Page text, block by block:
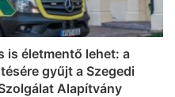
is életmentő lehet: a
gyűjt a Szegedi
Alapítvány